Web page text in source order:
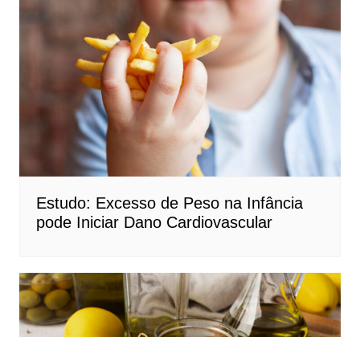
Estudo: Excesso de Peso na Infância
pode Iniciar Dano Cardiovascular